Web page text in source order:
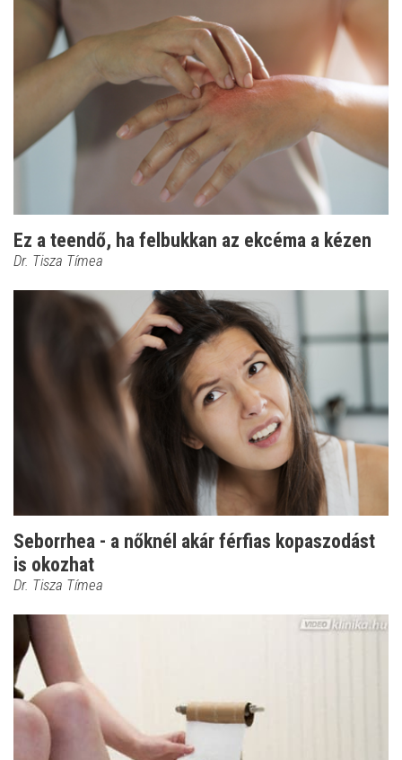
Ez a teendő, ha felbukkan az ekcéma a kézen
Dr. Tisza Tímea
Seborrhea - a nőknél akár férfias kopaszodást
is okozhat
Dr. Tisza Tímea